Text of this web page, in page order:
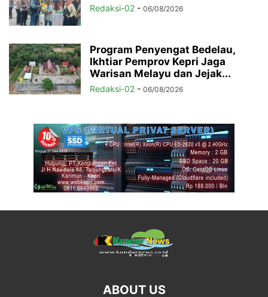
Redaksi-02 - 06/08/2026
Program Penyengat Bedelau,
Ikhtiar Pemprov Kepri Jaga
Warisan Melayu dan Jejak...
Redaksi-02 - 06/08/2026
ABOUT US